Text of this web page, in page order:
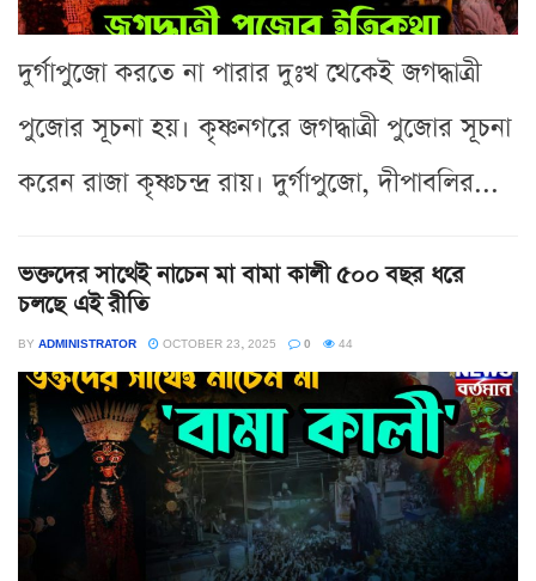
দুর্গাপুজো করতে না পারার দুঃখ থেকেই জগদ্ধাত্রী
পুজোর সূচনা হয়। কৃষ্ণনগরে জগদ্ধাত্রী পুজোর সূচনা
করেন রাজা কৃষ্ণচন্দ্র রায়। দুর্গাপুজো, দীপাবলির...
ভক্তদের সাথেই নাচেন মা বামা কালী ৫০০ বছর ধরে
চলছে এই রীতি
BY ADMINISTRATOR OCTOBER 23, 2025 0 44